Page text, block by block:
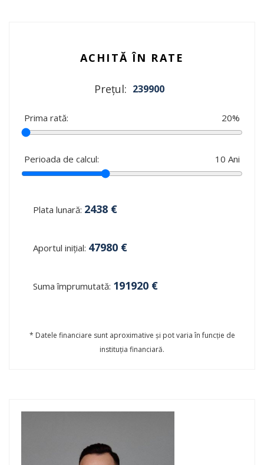
ACHITĂ ÎN RATE
Prețul: 239900
Prima rată: 20%
Perioada de calcul: 10 Ani
Plata lunară: 2438 €
Aportul inițial: 47980 €
Suma împrumutată: 191920 €
* Datele financiare sunt aproximative și pot varia în funcție de
instituția financiară.